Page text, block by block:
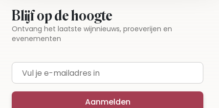
Blijf op de hoogte
Ontvang het laatste wijnnieuws, proeverijen en
evenementen
E-mailadres
Aanmelden